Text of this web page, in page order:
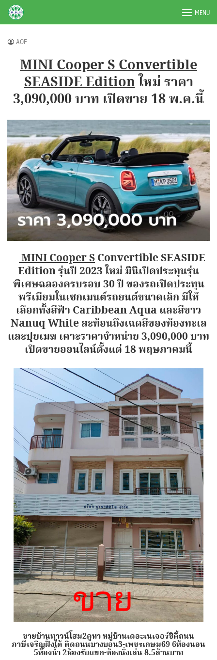
SkipBRPAUTO.COM MENU
AOF
MINI Cooper S Convertible
SEASIDE Editionใหม่ ราคา
3,090,000 บาท เปิดขาย 18 พ.ค.นี้
MINI Cooper SConvertible SEASIDE
Edition รุ่นปี 2023 ใหม่ มินิเปิดประทุนรุ่น
พิเศษฉลองครบรอบ 30 ปี ของรถเปิดประทุน
พรีเมียมในเซกเมนต์รถยนต์ขนาดเล็ก มีให้
เลือกทั้งสีฟ้า Caribbean Aqua และสีขาว
Nanuq White สะท้อนถึงเฉดสีของท้องทะเล
และปุยเมฆ เคาะราคาจำหน่าย 3,090,000 บาท
เปิดขายออนไลน์ตั้งแต่ 18 พฤษภาคมนี้
ขายบ้านทาวน์โฮม2คูหา หมู่บ้านเดอะเนเจอร์ซิตี้ถนน
ภาษีเจริญฝั่งใต้ ติดถนนบางบอน3-เพชรเกษม69 6ห้องนอน
5ห้องน้ำ 2ห้องรับแขก-ห้องนั่งเล่น 8.5ล้านบาท